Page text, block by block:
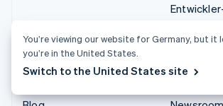
Ressourcen
Leitfäden
Produkt-
You’re viewing our website for Germany, but it
you’re in the United States.
Switch to the United States site